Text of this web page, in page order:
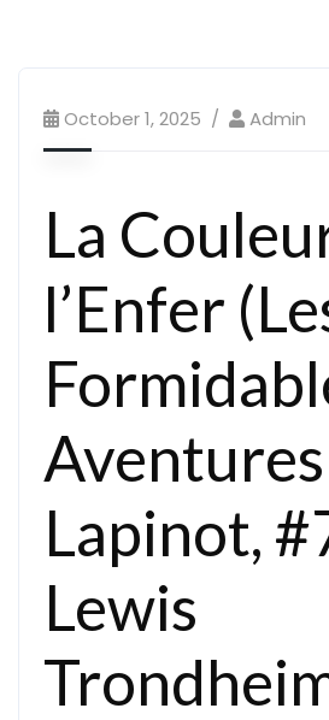
October 1, 2025 Admin
La
l’Enfer
Lapinot,
Lewis